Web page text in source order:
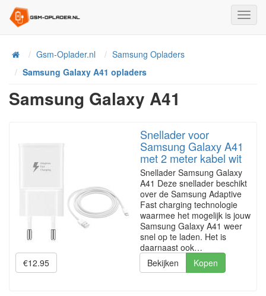
HomeGsm-Oplader.nl
Samsung Opladers
Samsung Galaxy A41 opladers
Samsung Galaxy A41
Snellader voor
Samsung Galaxy A41
met 2 meter kabel wit
Snellader Samsung Galaxy
A41 Deze snellader beschikt
over de Samsung Adaptive
Fast charging technologie
waarmee het mogelijk is jouw
Samsung Galaxy A41 weer
snel op te laden. Het is
daarnaast ook…
€12.95
Bekijken Kopen